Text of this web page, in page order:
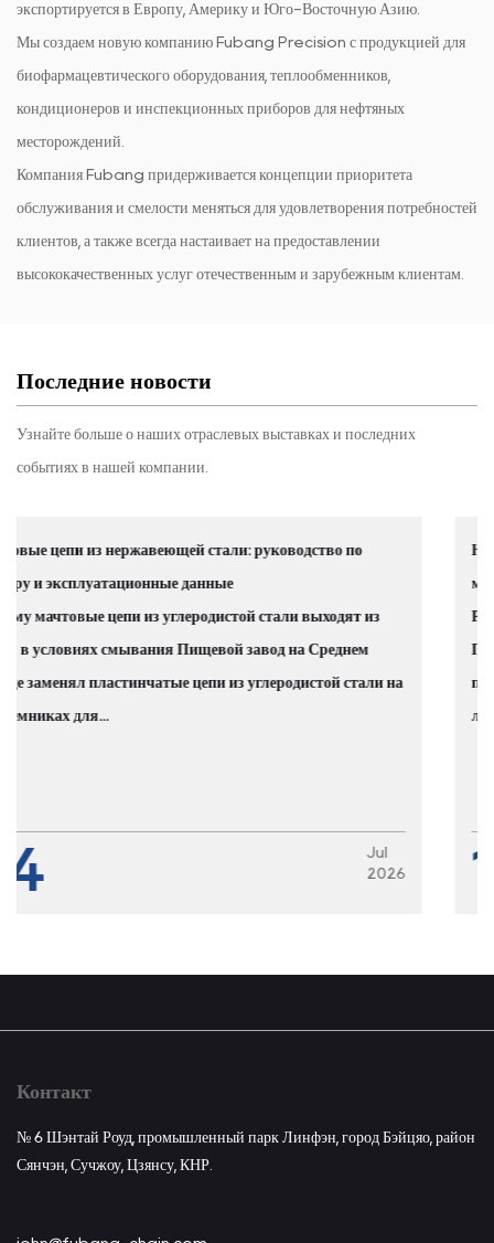
экспортируется в Европу, Америку и Юго-Восточную Азию.
Мы создаем новую компанию Fubang Precision с продукцией для
биофармацевтического оборудования, теплообменников,
кондиционеров и инспекционных приборов для нефтяных
месторождений.
Компания Fubang придерживается концепции приоритета
обслуживания и смелости меняться для удовлетворения потребностей
клиентов, а также всегда настаивает на предоставлении
высококачественных услуг отечественным и зарубежным клиентам.
Последние новости
Узнайте больше о наших отраслевых выставках и последних
событиях в нашей компании.
по
из
стали на
2026
Направляющая роликовой цепи из нержавеющей
марки материалов, выбор и применение
Реальная цена цепной коррозии во влажной среде
Повреждения цепей, вызванные коррозией,
причиной более 30% незапланированных
Контакт
№ 6 Шэнтай Роуд, промышленный парк Линфэн, город Бэйцяо, район
Сянчэн, Сучжоу, Цзянсу, КНР.